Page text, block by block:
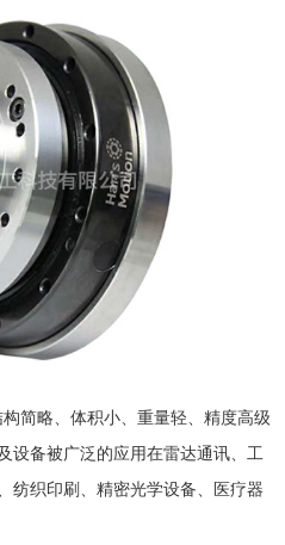
简略、体积小、重量轻、精度高级
设备被广泛的应用在雷达通讯、工
纺织印刷、精密光学设备、医疗器